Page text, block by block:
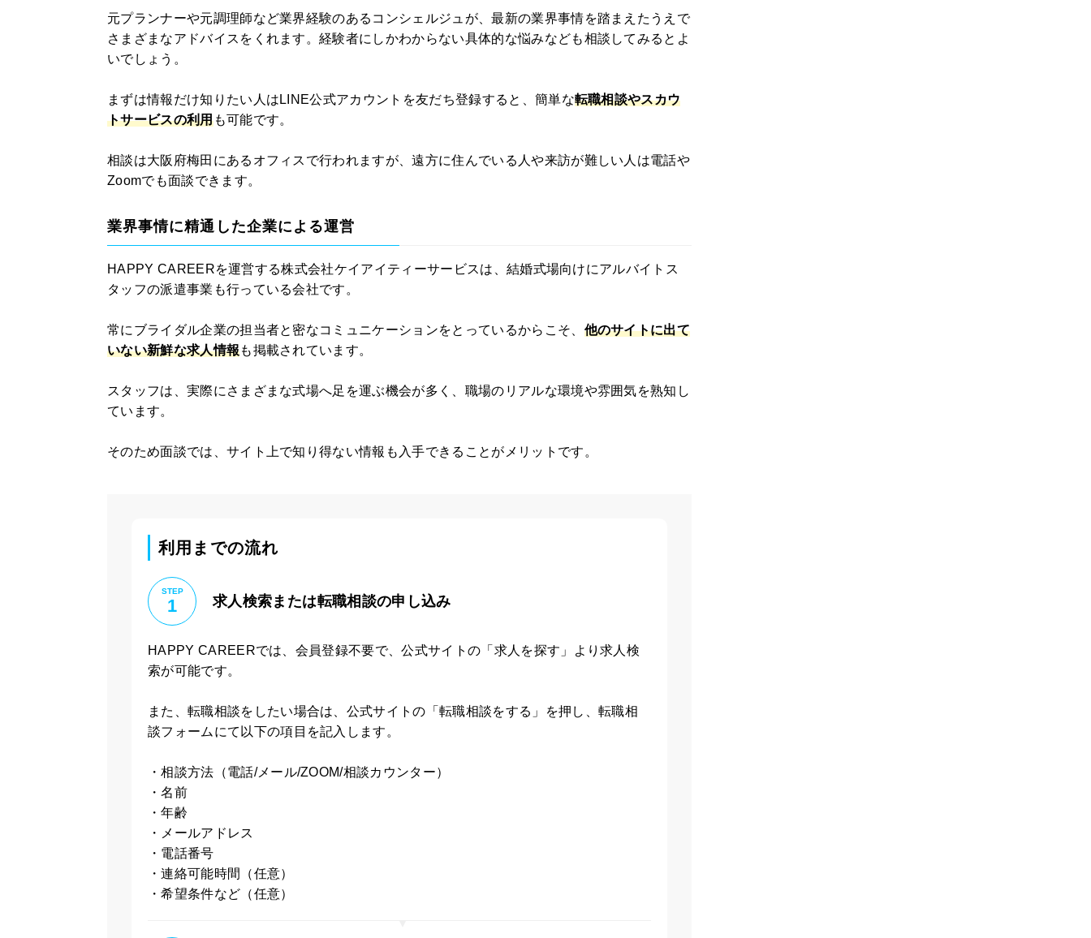
元プランナーや元調理師など業界経験のあるコンシェルジュが、最新の業界事情を踏まえたうえで
さまざまなアドバイスをくれます。経験者にしかわからない具体的な悩みなども相談してみるとよ
いでしょう。
まずは情報だけ知りたい人はLINE公式アカウントを友だち登録すると、簡単な転職相談やスカウ
トサービスの利用も可能です。
相談は大阪府梅田にあるオフィスで行われますが、遠方に住んでいる人や来訪が難しい人は電話や
Zoomでも面談できます。
業界事情に精通した企業による運営
HAPPY CAREERを運営する株式会社ケイアイティーサービスは、結婚式場向けにアルバイトス
タッフの派遣事業も行っている会社です。
常にブライダル企業の担当者と密なコミュニケーションをとっているからこそ、 他のサイトに出て
いない新鮮な求人情報も掲載されています。
スタッフは、実際にさまざまな式場へ足を運ぶ機会が多く、職場のリアルな環境や雰囲気を熟知し
ています。
そのため面談では、サイト上で知り得ない情報も入手できることがメリットです。
利用までの流れ
STEP
1 求人検索または転職相談の申し込み
HAPPY CAREERでは、会員登録不要で、公式サイトの「求人を探す」より求人検
索が可能です。
また、転職相談をしたい場合は、公式サイトの「転職相談をする」を押し、転職相
談フォームにて以下の項目を記入します。
・相談方法（電話/メール/ZOOM/相談カウンター）
・名前
・年齢
・メールアドレス
・電話番号
・連絡可能時間（任意）
・希望条件など（任意）